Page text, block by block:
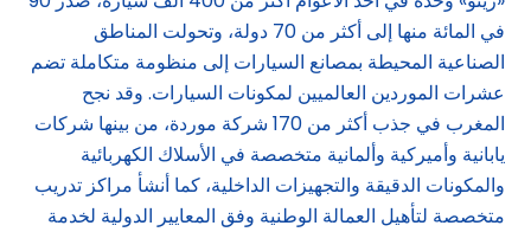
في المائة منها إلى أكثر من 70 دولة، وتحولت المناطق
الصناعية المحيطة بمصانع السيارات إلى منظومة متكاملة تضم
عشرات الموردين العالميين لمكونات السيارات. وقد نجح
المغرب في جذب أكثر من 170 شركة موردة، من بينها شركات
يابانية وأميركية وألمانية متخصصة في الأسلاك الكهربائية
والمكونات الدقيقة والتجهيزات الداخلية، كما أنشأ مراكز تدريب
متخصصة لتأهيل العمالة الوطنية وفق المعايير الدولية لخدمة